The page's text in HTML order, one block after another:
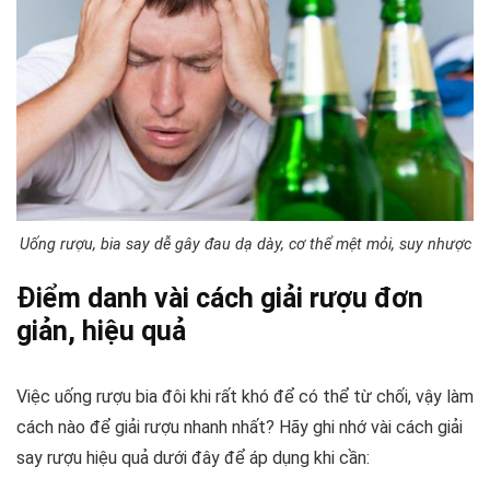
Uống rượu, bia say dễ gây đau dạ dày, cơ thể mệt mỏi, suy nhược
Điểm danh vài cách giải rượu đơn
giản, hiệu quả
Việc uống rượu bia đôi khi rất khó để có thể từ chối, vậy làm
cách nào để giải rượu nhanh nhất? Hãy ghi nhớ vài cách giải
say rượu hiệu quả dưới đây để áp dụng khi cần: